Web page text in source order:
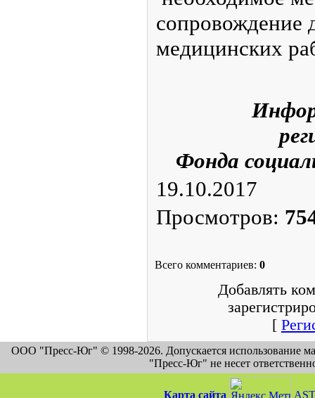
сопровождение
медицинских
Фонда
19.10.2017
Просмотров:
Всего комментариев: 0
Добавлять
[
ООО "Пресс-Юг" © 1998-2026. Допускается использование
"Пресс-Юг" не несет
Карта сайта